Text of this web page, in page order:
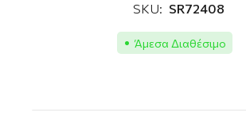
SKU: SR72408
Άμεσα Διαθέσιμο